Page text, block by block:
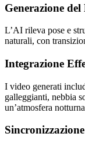
Generazione
L’AI rileva pose e
naturali, con
Integrazione
I video generati
galleggianti, nebbia
un’atmosfera